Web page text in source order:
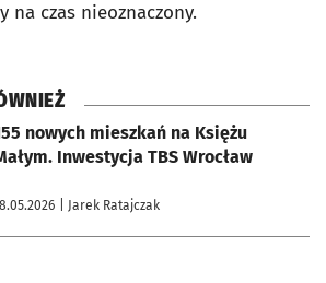
na czas nieoznaczony.
nowych mieszkań na Księżu
Inwestycja TBS Wrocław
| Jarek Ratajczak